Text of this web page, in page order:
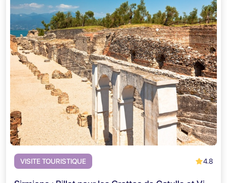
VISITE TOURISTIQUE 4.8